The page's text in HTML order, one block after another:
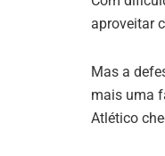
aproveitar
Mas a
mais uma
Atlético